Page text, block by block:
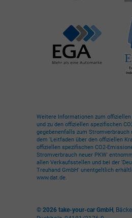
Weitere Informationen zum
und zu den offiziellen spezifischen
gegebenenfalls zum Stromverbrauch
dem 'Leitfaden über den offiziellen
offiziellen spezifischen CO2-
Stromverbrauch neuer PKW'
allen Verkaufsstellen und bei der
Treuhand GmbH' unentgeltlich
www.dat.de.
© 2026 take-your-car GmbH ,